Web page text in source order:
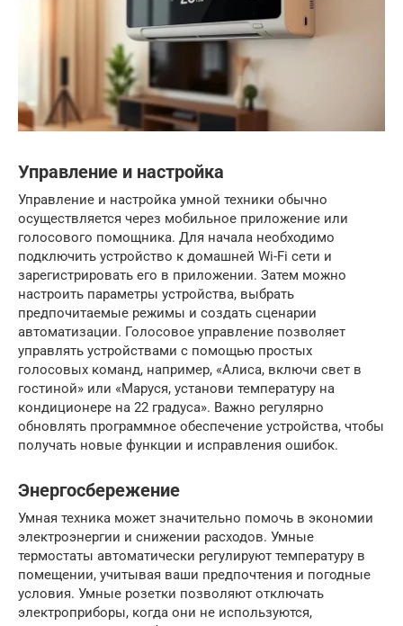
Управление и настройка
Управление и настройка умной техники обычно
осуществляется через мобильное приложение или
голосового помощника. Для начала необходимо
подключить устройство к домашней Wi-Fi сети и
зарегистрировать его в приложении. Затем можно
настроить параметры устройства, выбрать
предпочитаемые режимы и создать сценарии
автоматизации. Голосовое управление позволяет
управлять устройствами с помощью простых
голосовых команд, например, «Алиса, включи свет в
гостиной» или «Маруся, установи температуру на
кондиционере на 22 градуса». Важно регулярно
обновлять программное обеспечение устройства, чтобы
получать новые функции и исправления ошибок.
Энергосбережение
Умная техника может значительно помочь в экономии
электроэнергии и снижении расходов. Умные
термостаты автоматически регулируют температуру в
помещении, учитывая ваши предпочтения и погодные
условия. Умные розетки позволяют отключать
электроприборы, когда они не используются,